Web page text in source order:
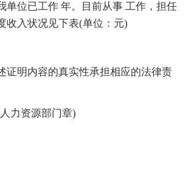
单位已工作 年。目前从事 工作，担任
收入状况见下表(单位：元)
证明内容的真实性承担相应的法律责
力资源部门章)